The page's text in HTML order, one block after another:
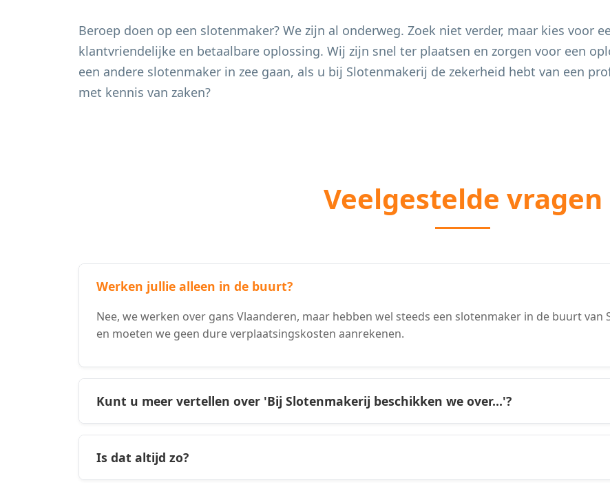
Beroep doen op een slotenmaker? We zijn al onderweg. Zoek niet verder, maar kies voor
klantvriendelijke en betaalbare oplossing. Wij zijn snel ter plaatsen en zorgen voor een
een andere slotenmaker in zee gaan, als u bij Slotenmakerij de zekerheid hebt van een
met kennis van zaken?
Veelgestelde vragen
Werken jullie alleen in de buurt?
Nee, we werken over gans Vlaanderen, maar hebben wel steeds een slotenmaker in de buurt
en moeten we geen dure verplaatsingskosten aanrekenen.
Kunt u meer vertellen over 'Bij Slotenmakerij beschikken we over...'?
Is dat altijd zo?